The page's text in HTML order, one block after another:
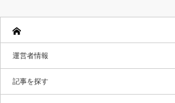
運営者情報
記事を探す